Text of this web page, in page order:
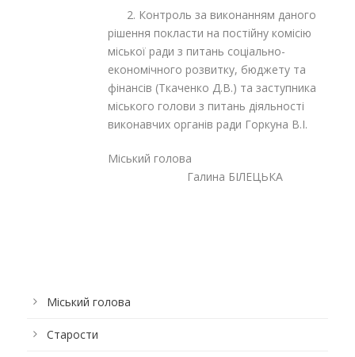
2. Контроль за виконанням даного
рішення покласти на постійну комісію
міської ради з питань соціально-
економічного розвитку, бюджету та
фінансів (Ткаченко Д.В.) та заступника
міського голови з питань діяльності
виконавчих органів ради Горкуна В.І.
Міський голова
Галина БІЛЕЦЬКА
Міський голова
Старости